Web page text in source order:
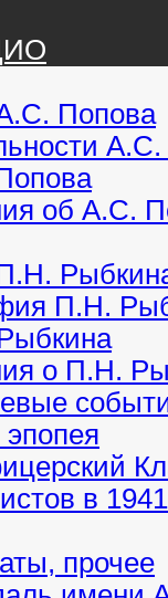
Попова
об А.С.
П.Н.
о П.Н.
эпопея
в
прочее